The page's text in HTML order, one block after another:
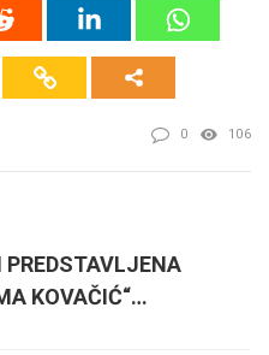
0 106
KOVAČIĆ“…